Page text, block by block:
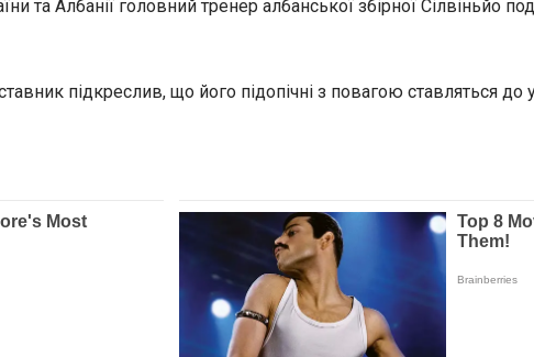
Албанії головний тренер албанської збірної Сілвіньйо
підкреслив, що його підопічні з повагою ставляться